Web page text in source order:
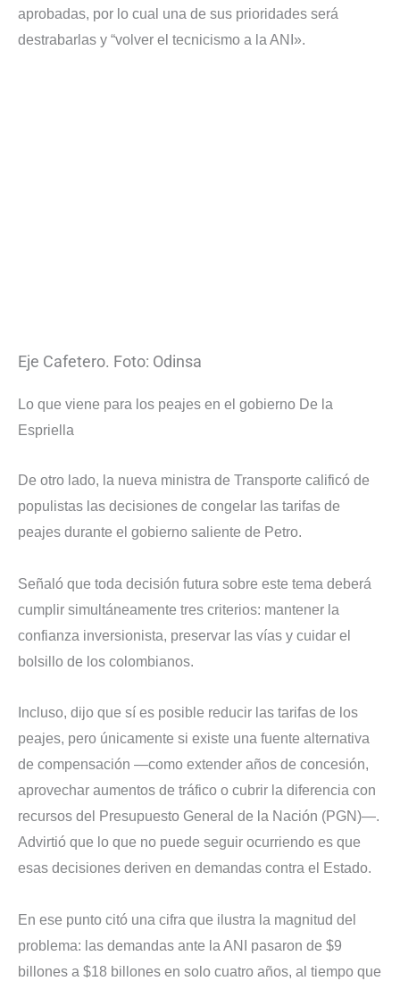
aprobadas, por lo cual una de sus prioridades será
destrabarlas y “volver el tecnicismo a la ANI».
Eje Cafetero. Foto: Odinsa
Lo que viene para los peajes en el gobierno De la
Espriella
De otro lado, la nueva ministra de Transporte calificó de
populistas las decisiones de congelar las tarifas de
peajes durante el gobierno saliente de Petro.
Señaló que toda decisión futura sobre este tema deberá
cumplir simultáneamente tres criterios: mantener la
confianza inversionista, preservar las vías y cuidar el
bolsillo de los colombianos.
Incluso, dijo que sí es posible reducir las tarifas de los
peajes, pero únicamente si existe una fuente alternativa
de compensación —como extender años de concesión,
aprovechar aumentos de tráfico o cubrir la diferencia con
recursos del Presupuesto General de la Nación (PGN)—.
Advirtió que lo que no puede seguir ocurriendo es que
esas decisiones deriven en demandas contra el Estado.
En ese punto citó una cifra que ilustra la magnitud del
problema: las demandas ante la ANI pasaron de $9
billones a $18 billones en solo cuatro años, al tiempo que